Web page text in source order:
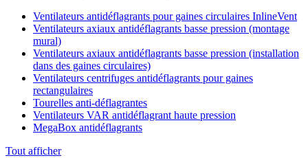
Ventilateurs antidéflagrants pour gaines circulaires InlineVent
Ventilateurs axiaux antidéflagrants basse pression (montage
mural)
Ventilateurs axiaux antidéflagrants basse pression (installation
dans des gaines circulaires)
Ventilateurs centrifuges antidéflagrants pour gaines
rectangulaires
Tourelles anti-déflagrantes
Ventilateurs VAR antidéflagrant haute pression
MegaBox antidéflagrants
Tout afficher